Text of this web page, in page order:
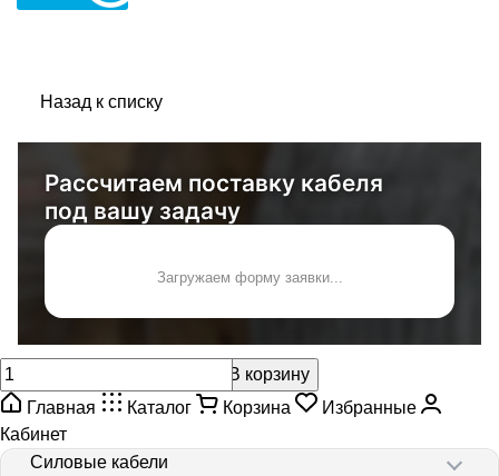
Назад к списку
Рассчитаем поставку кабеля
под вашу задачу
Загружаем форму заявки...
В корзину
Главная
Каталог Корзина
Избранные
Кабинет
Силовые кабели